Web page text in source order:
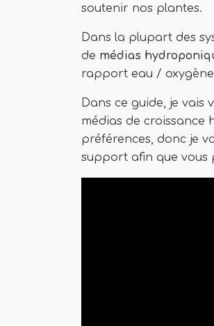
soutenir nos plantes.
Dans la plupart des
de médias
rapport eau /
Dans ce guide, je
médias de croissance
préférences, donc je
support afin que vous